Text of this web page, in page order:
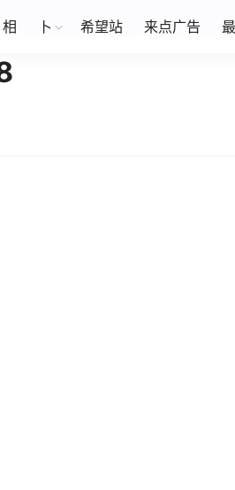
相 卜 希望站 来点广告